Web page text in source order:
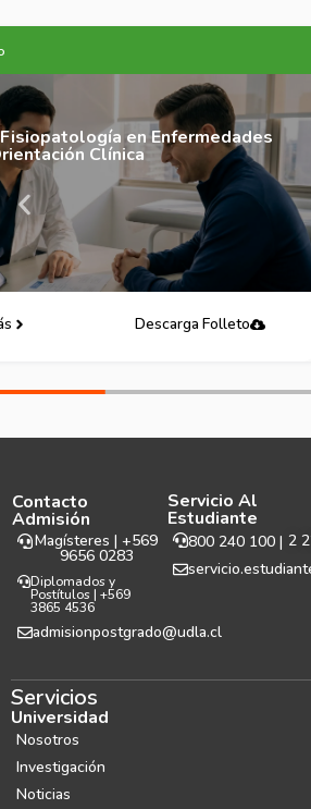
Magíster en Animación y Creación
Saber más
Contacto
Admisión
Magísteres | +569
9656 0283
Diplomados y
Postítulos | +569
3865 4536
admisionpostgrado@udla.cl
Servicio Al
Estudiante
800 240 100 | 2
Servicios
Universidad
Nosotros
Investigación
Noticias